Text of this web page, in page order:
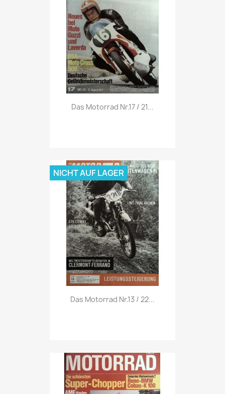
Vorschau
Das Motorrad Nr.17 / 21...
Vorschau
Das Motorrad Nr.13 / 22...
NICHT AUF LAGER